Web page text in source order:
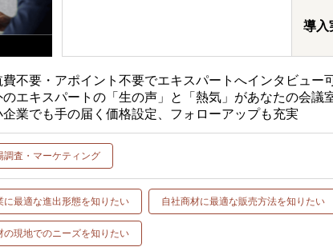
導入
費不要・アポイント不要でエキスパートへインタビュー
のエキスパートの「生の声」と「熱気」があなたの会議
企業でも手の届く価格設定、フォローアップも充実
調査・マーケティング
に最適な進出形態を知りたい 自社商材に最適な販売方法を知りたい
の現地でのニーズを知りたい